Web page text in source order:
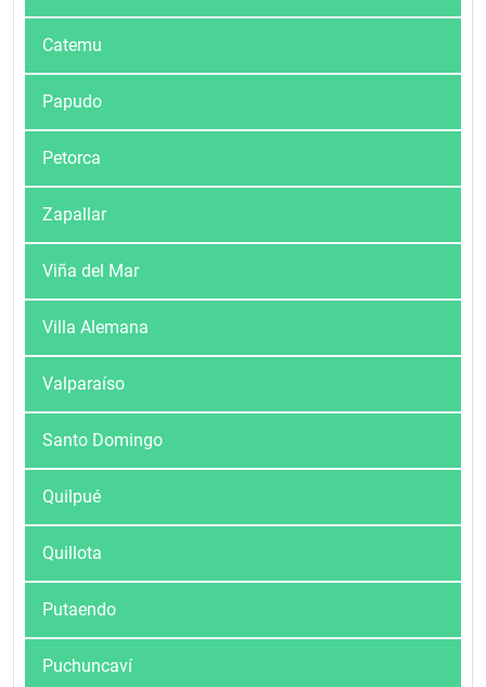
Catemu
Papudo
Petorca
Zapallar
Viña del Mar
Villa Alemana
Valparaíso
Santo Domingo
Quilpué
Quillota
Putaendo
Puchuncaví